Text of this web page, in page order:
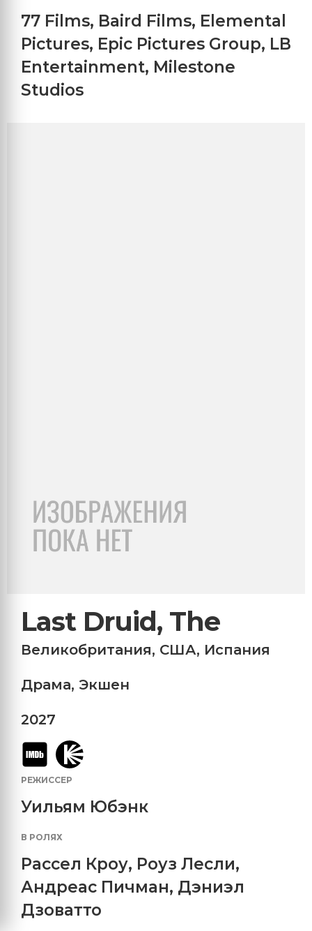
77 Films, Baird Films, Elemental
Pictures, Epic Pictures Group, LB
Entertainment, Milestone
Studios
Last Druid, The
Великобритания, США, Испания
Драма, Экшен
2027
РЕЖИССЕР
Уильям Юбэнк
В РОЛЯХ
Рассел Кроу, Роуз Лесли,
Андреас Пичман, Дэниэл
Дзоватто